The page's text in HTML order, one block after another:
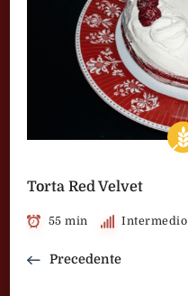
Torta Red Velvet
55 min Intermedio
Precedente